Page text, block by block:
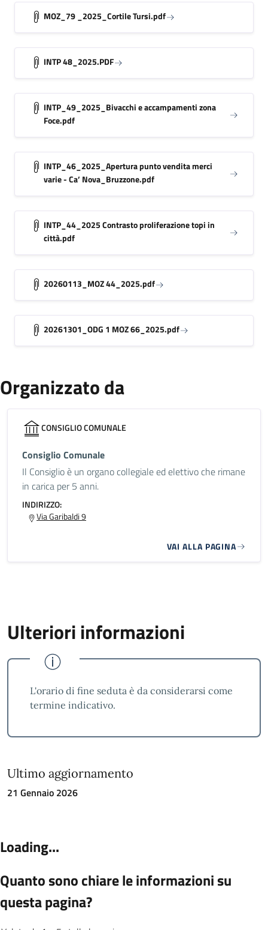
MOZ_79 _2025_Cortile Tursi.pdf
INTP 48_2025.PDF
INTP_49_2025_Bivacchi e accampamenti zona
Foce.pdf
INTP_46_2025_Apertura punto vendita merci
varie - Ca’ Nova_Bruzzone.pdf
INTP_44_2025 Contrasto proliferazione topi in
città.pdf
20260113_MOZ 44_2025.pdf
20261301_ODG 1 MOZ 66_2025.pdf
Organizzato da
CONSIGLIO COMUNALE
Consiglio Comunale
Il Consiglio è un organo collegiale ed elettivo che rimane
in carica per 5 anni.
INDIRIZZO:
Via Garibaldi 9
VAI ALLA PAGINA
Ulteriori informazioni
L'orario di fine seduta è da considerarsi come
termine indicativo.
Ultimo aggiornamento
21 Gennaio 2026